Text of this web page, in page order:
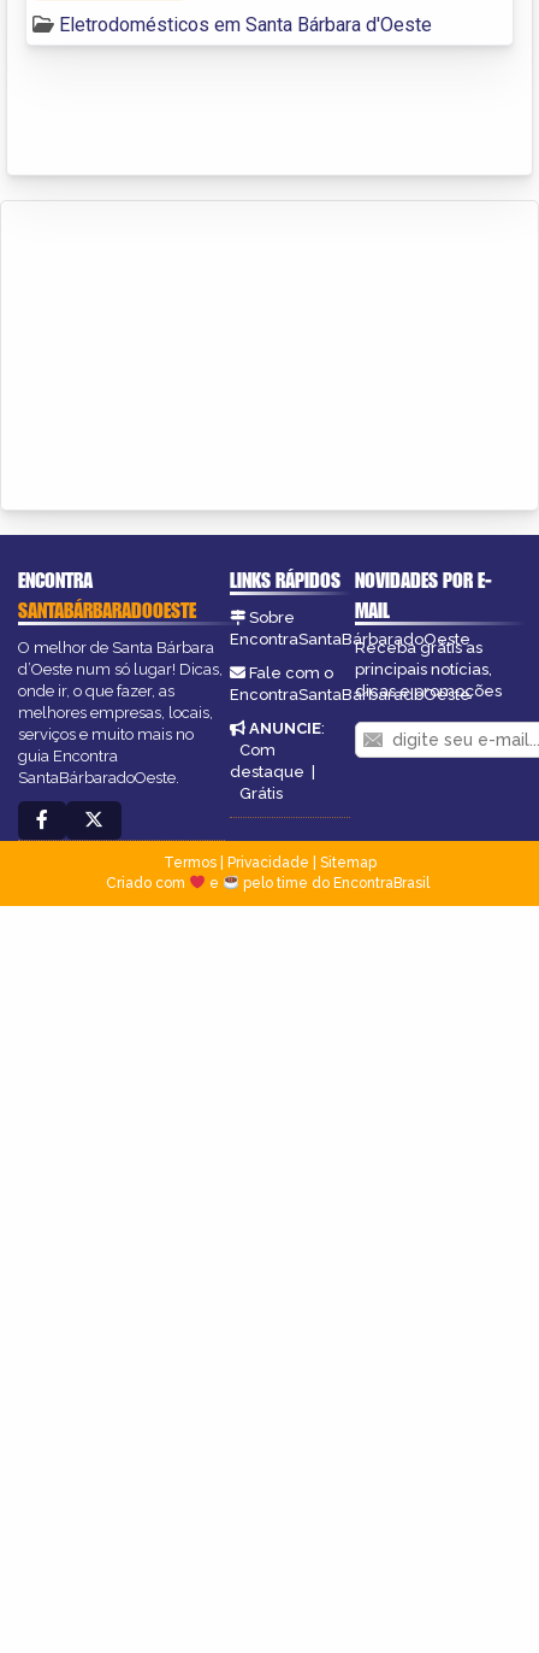
Eletrodomésticos em Santa Bárbara d'Oeste
ENCONTRA
SANTABÁRBARADOOESTE
O melhor de Santa Bárbara
d’Oeste num só lugar! Dicas,
onde ir, o que fazer, as
melhores empresas, locais,
serviços e muito mais no
guia Encontra
SantaBárbaradoOeste.
LINKS RÁPIDOS
Sobre
EncontraSantaBárbaradoOeste
Fale com o
EncontraSantaBárbaradoOeste
ANUNCIE:
Com
destaque |
Grátis
NOVIDADES POR E-
MAIL
Receba grátis as
principais notícias,
dicas e promoções
Termos| Privacidade
Sitemap
Criado com
e pelo time do EncontraBrasil